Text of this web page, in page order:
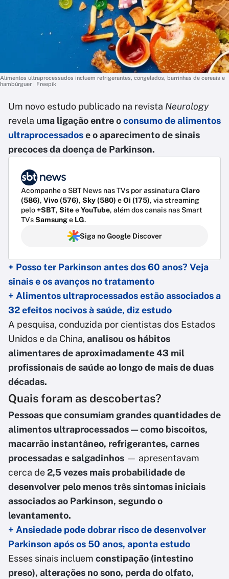
Alimentos ultraprocessados incluem refrigerantes, congelados, barrinhas de cereais e
hambúrguer | Freepik
Um novo estudo publicado na revista Neurology
revela uma ligação entre oconsumo de alimentos
ultraprocessadose o aparecimento de sinais
precoces da doença de Parkinson.
Acompanhe o SBT News nas TVs por assinatura Claro
(586), Vivo (576), Sky (580) eOi (175), via streaming
pelo+SBT, SiteeYouTube, além dos canais nas Smart
TVsSamsunge LG.
Siga no Google Discover
+ Posso ter Parkinson antes dos 60 anos? Veja
sinais e os avanços no tratamento
+ Alimentos ultraprocessados estão associados a
32 efeitos nocivos à saúde, diz estudo
A pesquisa, conduzida por cientistas dos Estados
Unidos e da China, analisou os hábitos
alimentares de aproximadamente 43 mil
profissionais de saúde ao longo de mais de duas
décadas.
Quais foram as descobertas?
Pessoas que consumiam grandes quantidades de
alimentos ultraprocessados — como biscoitos,
macarrão instantâneo, refrigerantes, carnes
processadas e salgadinhos — apresentavam
cerca de2,5 vezes mais probabilidade de
desenvolver pelo menos três sintomas iniciais
associados ao Parkinson, segundo o
levantamento.
+ Ansiedade pode dobrar risco de desenvolver
Parkinson após os 50 anos, aponta estudo
Esses sinais incluem constipação (intestino
preso), alterações no sono, perda do olfato,